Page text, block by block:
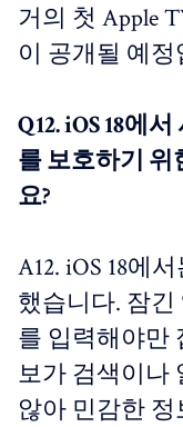
거의 첫 Apple
이 공개될 예정
Q12. iOS 18에
를 보호하기
요?
A12. iOS 18에
했습니다. 잠긴
를 입력해야만
보가 검색이나
않아 민감한